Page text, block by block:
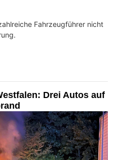
Fahrzeugführer nicht
Drei Autos auf